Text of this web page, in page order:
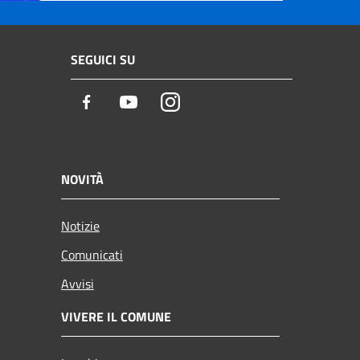
SEGUICI SU
Facebook YoutubeInstagram
NOVITÀ
Notizie
Comunicati
Avvisi
VIVERE IL COMUNE